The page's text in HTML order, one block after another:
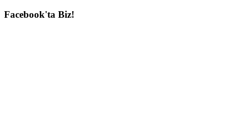
Facebook'ta Biz!